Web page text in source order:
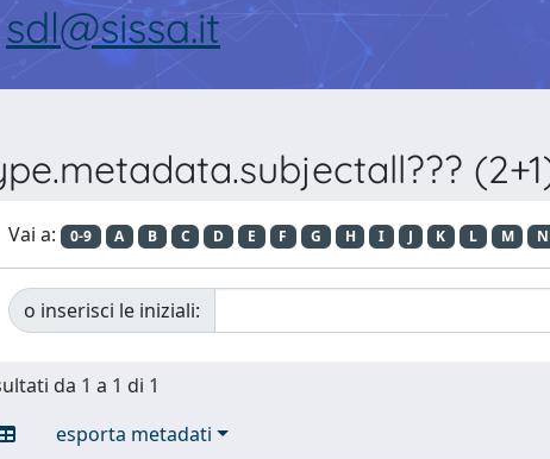
sdl@sissa.it
Vai a: 0-9 A B C D E F G H I J K L M N
o inserisci le iniziali:
da 1 a 1 di 1
esporta metadati